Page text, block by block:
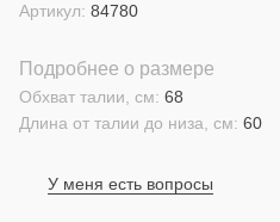
Артикул: 84780
Подробнее о размере
Длина от талии до низа, см: 60
Обхват талии, см: 68
У меня есть вопросы